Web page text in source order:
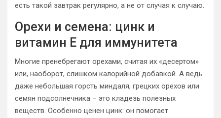
есть такой завтрак регулярно, а не от случая к случаю.
Орехи и семена: цинк и
витамин E для иммунитета
Многие пренебрегают орехами, считая их «десертом»
или, наоборот, слишком калорийной добавкой. А ведь
даже небольшая горсть миндаля, грецких орехов или
семян подсолнечника – это кладезь полезных
веществ. Особенно ценен цинк: он помогает